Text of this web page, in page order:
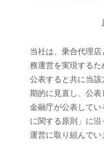
当社は、乗合代理
務運営を実現するた
公表すると共に当
期的に見直し、公表
金融庁が公表して
に関する原則」に
運営に取り組んでい